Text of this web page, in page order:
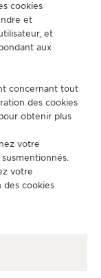
cookies
et
et
aux
concernant tout
des cookies
obtenir plus
votre
votre
des cookies